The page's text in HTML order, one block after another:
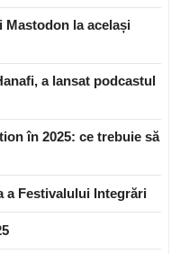
la același
a lansat podcastul
în 2025: ce trebuie să
a Festivalului Integrări